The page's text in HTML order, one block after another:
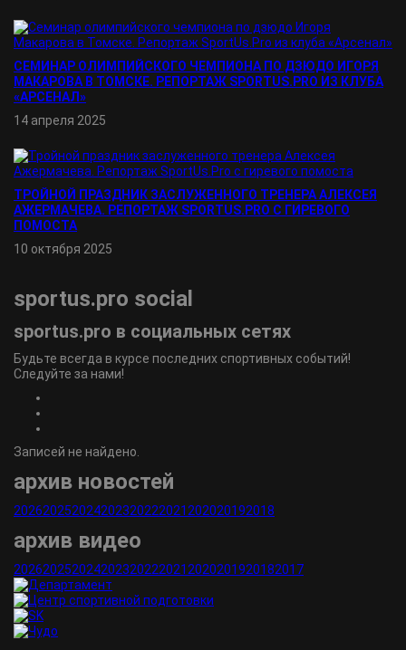
СЕМИНАР ОЛИМПИЙСКОГО ЧЕМПИОНА ПО ДЗЮДО ИГОРЯ
МАКАРОВА В ТОМСКЕ. РЕПОРТАЖ SPORTUS.PRO ИЗ КЛУБА
«АРСЕНАЛ»
14 апреля 2025
ТРОЙНОЙ ПРАЗДНИК ЗАСЛУЖЕННОГО ТРЕНЕРА АЛЕКСЕЯ
АЖЕРМАЧЕВА. РЕПОРТАЖ SPORTUS.PRO С ГИРЕВОГО
ПОМОСТА
10 октября 2025
sportus.pro social
sportus.pro в социальных сетях
Будьте всегда в курсе последних спортивных событий!
Следуйте за нами!
Записей не найдено.
архив новостей
202620252024202320222021 202020192018
архив видео
202620252024202320222021 2020201920182017